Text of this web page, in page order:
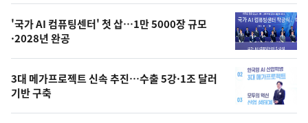
오
늘
의
사
진
'국가 AI 컴퓨팅센터' 첫 삽…1만 5000장 규모
·2028년 완공
3대 메가프로젝트 신속 추진…수출 5강·1조 달러
기반 구축